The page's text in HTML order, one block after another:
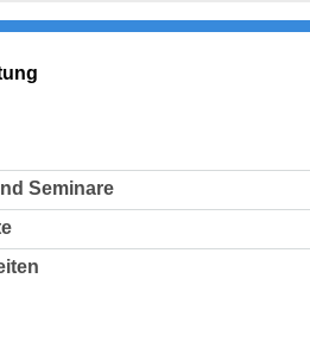
Seminare